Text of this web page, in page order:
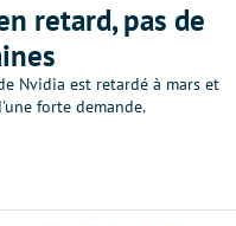
retard, pas de
Nvidia est retardé à mars et
forte demande.